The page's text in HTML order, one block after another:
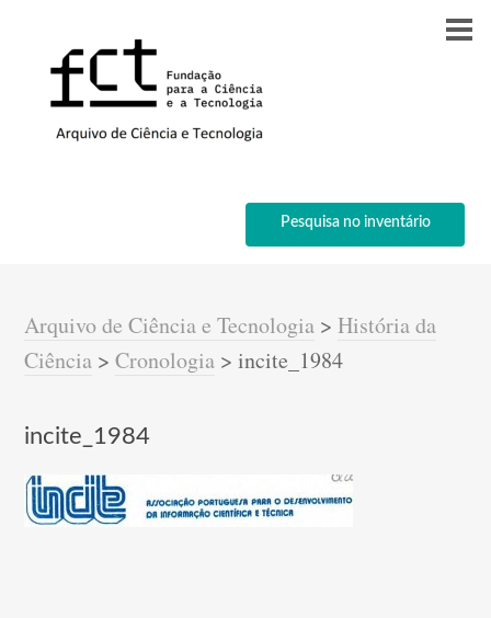
Pesquisa no inventário
Arquivo de Ciência e Tecnologia >História da
Ciência >Cronologia >incite_1984
incite_1984